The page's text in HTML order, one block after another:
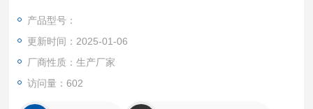
产品型号：
更新时间：2025-01-06
厂商性质：生产厂家
访问量：602